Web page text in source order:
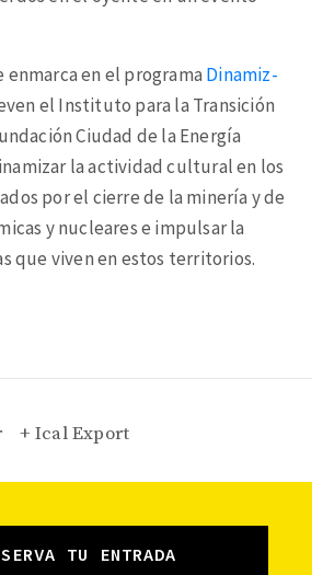
enmarca en el programa Dinamiz-
el Instituto para la Transición
Ciudad de la Energía
la actividad cultural en los
por el cierre de la minería y de
y nucleares e impulsar la
que viven en estos territorios.
+ Ical Export
TU ENTRADA